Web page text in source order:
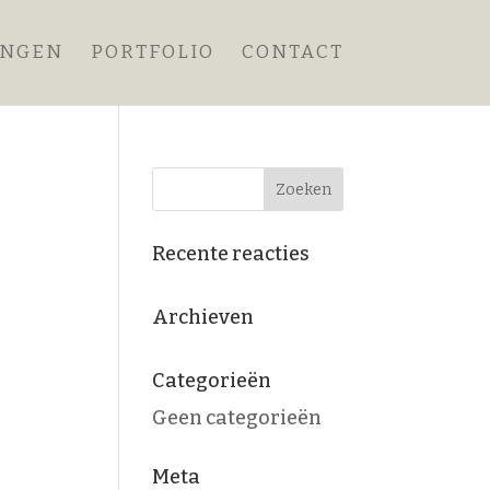
PORTFOLIO CONTACT
Recente reacties
Archieven
Categorieën
Geen categorieën
Meta